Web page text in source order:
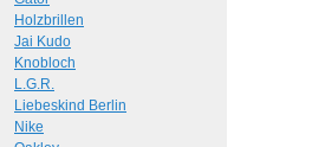
Holzbrillen
Jai Kudo
Knobloch
L.G.R.
Liebeskind Berlin
Nike